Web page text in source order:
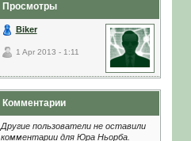
Просмотры
Biker
1 Apr 2013 - 1:11
Комментарии
Другие пользователи не оставили
комментарии для Юра Ньорба.